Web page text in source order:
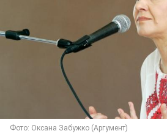
Фото: Оксана Забужко (Аргумент)